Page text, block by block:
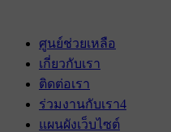
ศูนย์ช่วยเหลือ
เกี่ยวกับเรา
ติดต่อเรา
ร่วมงานกับเรา4
แผนผังเว็บไซต์